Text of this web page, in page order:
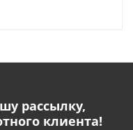
рассылку,
клиента!